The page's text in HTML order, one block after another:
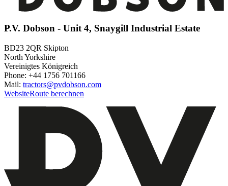
P.V. Dobson - Unit 4, Snaygill Industrial Estate
BD23 2QR Skipton
North Yorkshire
Vereinigtes Königreich
Phone: +44 1756 701166
Mail: tractors@pvdobson.com
WebsiteRoute berechnen